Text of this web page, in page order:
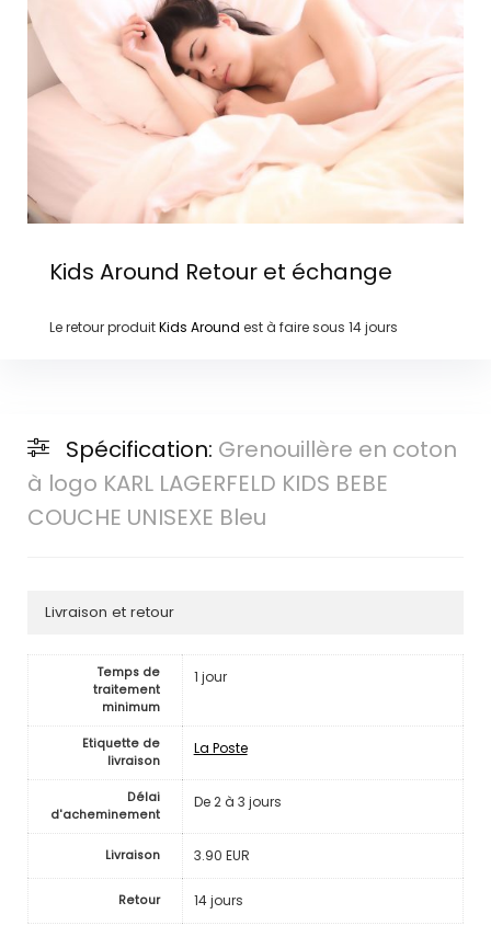
Kids Around Retour et échange
Le retour produitKids Around est à faire sous 14 jours
Spécification: Grenouillère en coton
à logo KARL LAGERFELD KIDS BEBE
COUCHE UNISEXE Bleu
Livraison et retour
Temps de
traitement
minimum
1 jour
Etiquette de
livraison
La Poste
Délai
d'acheminement
De 2 à 3 jours
Livraison 3.90 EUR
Retour 14 jours